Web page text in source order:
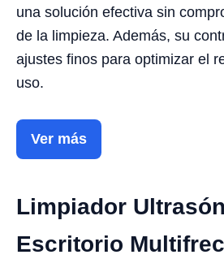
una solución efectiva sin
de la limpieza. Además, su
ajustes finos para optimizar el
uso.
Ver más
Limpiador
Escritorio